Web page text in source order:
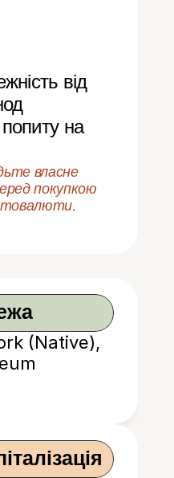
від
на
власне
покупкою
(Native),